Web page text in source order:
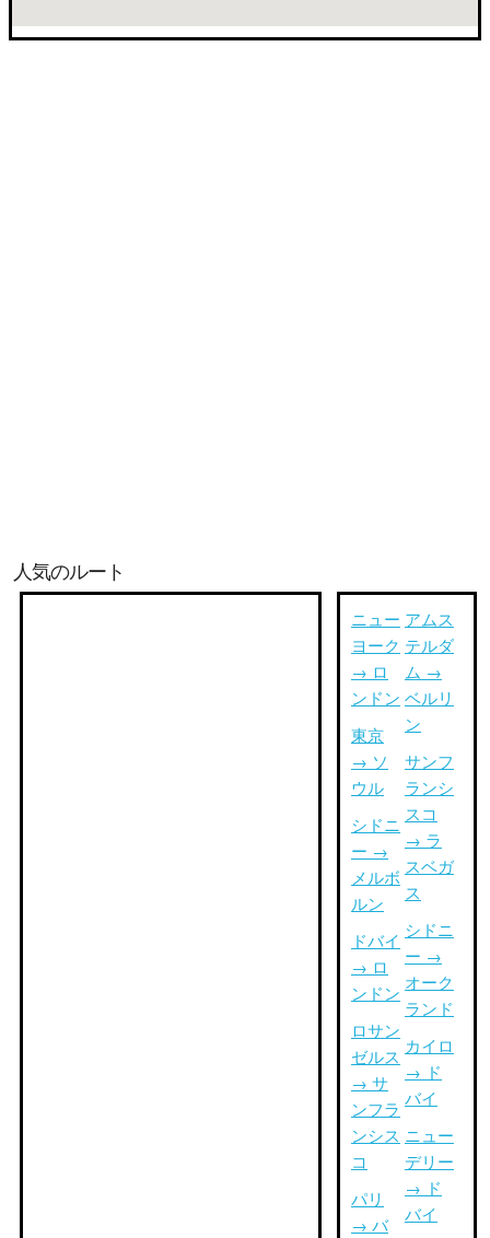
人気のルート
ニュー
ヨーク
→ ロ
ンドン
東京
→ ソ
ウル
シドニ
ー →
メルボ
ルン
ドバイ
→ ロ
ンドン
ロサン
ゼルス
→ サ
ンフラ
ンシス
コ
パリ
→ バ
アムス
テルダ
ム →
ベルリ
ン
サンフ
ランシ
スコ
→ ラ
スベガ
ス
シドニ
ー →
オーク
ランド
カイロ
→ ド
バイ
ニュー
デリー
→ ド
バイ